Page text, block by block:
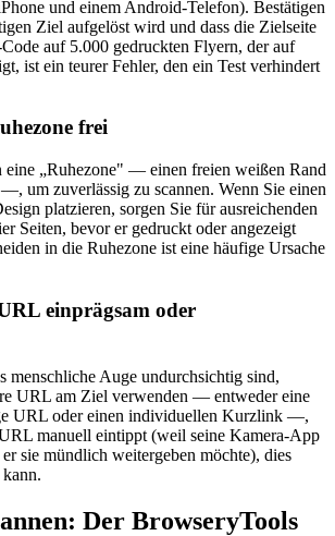
und einem Android-Telefon). Bestätigen
Ziel aufgelöst wird und dass die Zielseite
auf 5.000 gedruckten Flyern, der auf
ist ein teurer Fehler, den ein Test verhindert
frei
eine „Ruhezone" — einen freien weißen Rand
um zuverlässig zu scannen. Wenn Sie einen
platzieren, sorgen Sie für ausreichenden
Seiten, bevor er gedruckt oder angezeigt
in die Ruhezone ist eine häufige Ursache
einprägsam oder
menschliche Auge undurchsichtig sind,
URL am Ziel verwenden — entweder eine
URL oder einen individuellen Kurzlink —,
manuell eintippt (weil seine Kamera-App
sie mündlich weitergeben möchte), dies
Der BrowseryTools